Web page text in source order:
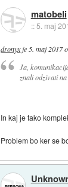
matobeli
::5. maj
dronyxje 5. maj 2017
Ja,
znali odzivati
In kaj je tako
Problem bo ker se